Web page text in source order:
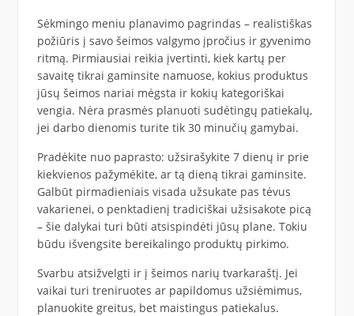
Sėkmingo meniu planavimo pagrindas – realistiškas
požiūris į savo šeimos valgymo įpročius ir gyvenimo
ritmą. Pirmiausiai reikia įvertinti, kiek kartų per
savaitę tikrai gaminsite namuose, kokius produktus
jūsų šeimos nariai mėgsta ir kokių kategoriškai
vengia. Nėra prasmės planuoti sudėtingų patiekalų,
jei darbo dienomis turite tik 30 minučių gamybai.
Pradėkite nuo paprasto: užsirašykite 7 dienų ir prie
kiekvienos pažymėkite, ar tą dieną tikrai gaminsite.
Galbūt pirmadieniais visada užsukate pas tėvus
vakarienei, o penktadienį tradiciškai užsisakote picą
– šie dalykai turi būti atsispindėti jūsų plane. Tokiu
būdu išvengsite bereikalingo produktų pirkimo.
Svarbu atsižvelgti ir į šeimos narių tvarkaraštį. Jei
vaikai turi treniruotes ar papildomus užsiėmimus,
planuokite greitus, bet maistingus patiekalus.